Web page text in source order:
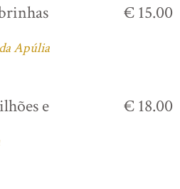
Apúlia
€ 15.00
e € 18.00